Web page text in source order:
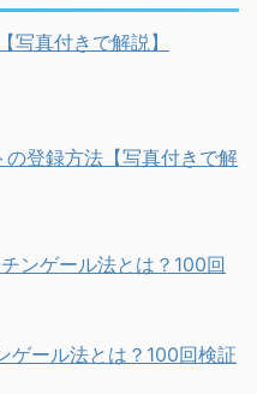
写真付きで解説】
の登録方法【写真付きで解
ンゲール法とは？100回
ゲール法とは？100回検証